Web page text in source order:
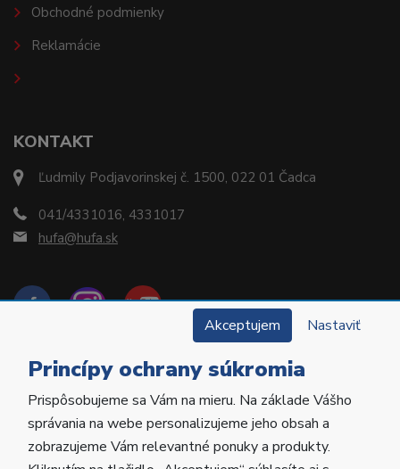
KONTAKT
Ľudmily Podjavorinskej č. 1500, 022 01 Čadca
041/4331016, 4331017
hufa@hufa.sk
Obchodné podmienky
Reklamácie
Copyright © 2022 Hu-Fa Dental a.s. Všetky práva
vyhradené.
Akceptujem Nastaviť
Princípy ochrany súkromia
Prispôsobujeme sa Vám na mieru. Na základe Vášho
správania na webe personalizujeme jeho obsah a
zobrazujeme Vám relevantné ponuky a produkty.